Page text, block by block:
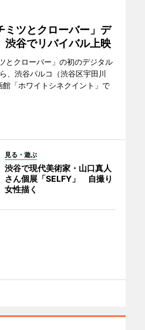
ミツとクローバー」デ
渋谷でリバイバル上映
とクローバー」の初のデジタル
、渋谷パルコ（渋谷区宇田川
「ホワイトシネクイント」で
見る・遊ぶ
渋谷で現代美術家・山口真人
さん個展「SELFY」 自撮り
女性描く